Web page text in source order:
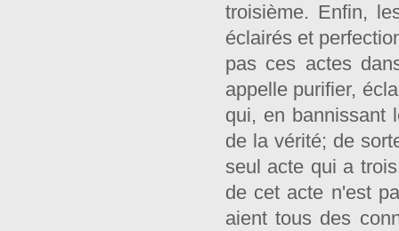
troisième. Enfin,
éclairés et
pas ces actes
appelle purifier,
qui, en bannissant
de la vérité; de
seul acte qui a
de cet acte n'est
aient tous des